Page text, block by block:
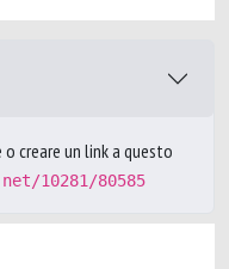
creare un link a questo
10281/80585